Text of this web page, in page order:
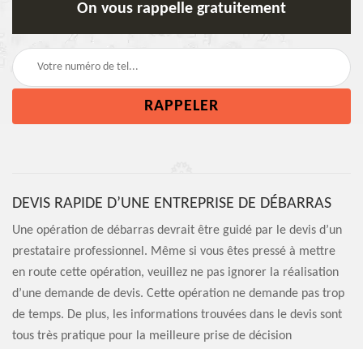
On vous rappelle gratuitement
DEVIS RAPIDE D’UNE ENTREPRISE DE DÉBARRAS
Une opération de débarras devrait être guidé par le devis d’un
prestataire professionnel. Même si vous êtes pressé à mettre
en route cette opération, veuillez ne pas ignorer la réalisation
d’une demande de devis. Cette opération ne demande pas trop
de temps. De plus, les informations trouvées dans le devis sont
tous très pratique pour la meilleure prise de décision